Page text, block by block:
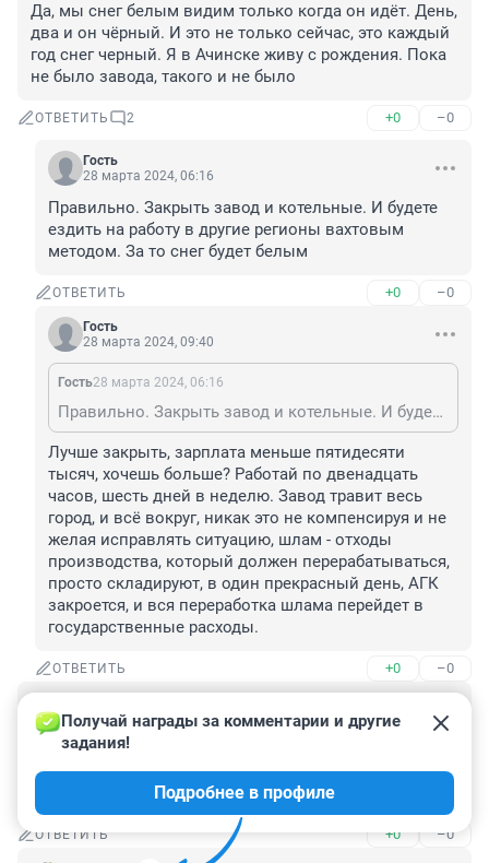
Да, мы снег белым видим только когда он идёт. День,
два и он чёрный. И это не только сейчас, это каждый
год снег черный. Я в Ачинске живу с рождения. Пока
не было завода, такого и не было
ОТВЕТИТЬ 2 +0 –0
Гость
28 марта 2024, 06:16
Правильно. Закрыть завод и котельные. И будете
ездить на работу в другие регионы вахтовым
методом. За то снег будет белым
ОТВЕТИТЬ +0 –0
Гость
28 марта 2024, 09:40
Гость28 марта 2024, 06:16
Правильно. Закрыть завод и котельные. И будете ездить на работу в другие регионы вахтовым методом. За то снег будет белым
Лучше закрыть, зарплата меньше пятидесяти
тысяч, хочешь больше? Работай по двенадцать
часов, шесть дней в неделю. Завод травит весь
город, и всё вокруг, никак это не компенсируя и не
желая исправлять ситуацию, шлам - отходы
производства, который должен перерабатываться,
просто складируют, в один прекрасный день, АГК
закроется, и вся переработка шлама перейдет в
государственные расходы.
ОТВЕТИТЬ +0 –0
27 марта 2024, 20:06
На Дерипаску накидываются? ( много инфо в СМИ о
"неправильной" приватизации 90-х, но его то "сам" на
"Русал" посадил править).
ОТВЕТИТЬ +0 –0
Получай награды за комментарии и другие
задания!
Подробнее в профиле